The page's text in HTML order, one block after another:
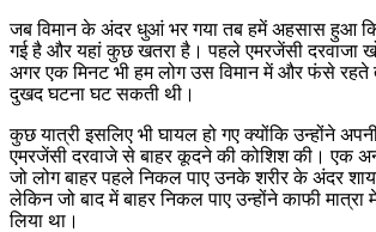
जब विमान के अंदर धुआं भर गया तब हमें अहसास हुआ
गई है और यहां कुछ खतरा है। पहले एमरजेंसी दरवाजा
अगर एक मिनट भी हम लोग उस विमान में और फंसे रहते
दुखद घटना घट सकती थी।
कुछ यात्री इसलिए भी घायल हो गए क्योंकि उन्होंने
एमरजेंसी दरवाजे से बाहर कूदने की कोशिश की। एक
जो लोग बाहर पहले निकल पाए उनके शरीर के अंदर
लेकिन जो बाद में बाहर निकल पाए उन्होंने काफी
लिया था।